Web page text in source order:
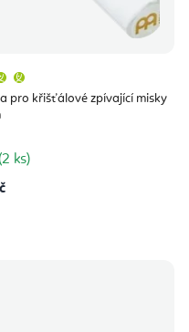
pro křišťálové zpívající misky
produktu
je
hvězdiček.
(2 ks)